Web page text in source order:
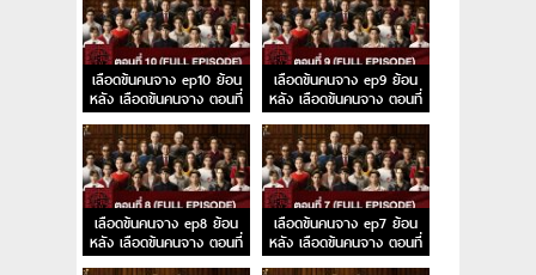
เลือดข้นคนจาง ep10 ย้อน
หลัง เลือดข้นคนจาง ตอนที่
10
เลือดข้นคนจาง ep9 ย้อน
หลัง เลือดข้นคนจาง ตอนที่
9
เลือดข้นคนจาง ep8 ย้อน
หลัง เลือดข้นคนจาง ตอนที่
8
เลือดข้นคนจาง ep7 ย้อน
หลัง เลือดข้นคนจาง ตอนที่
7